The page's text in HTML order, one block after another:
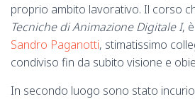
proprio ambito lavorativo. Il corso
Tecniche di Animazione Digitale I,
Sandro Paganotti, stimatissimo
condiviso fin da subito visione e
In secondo luogo sono stato